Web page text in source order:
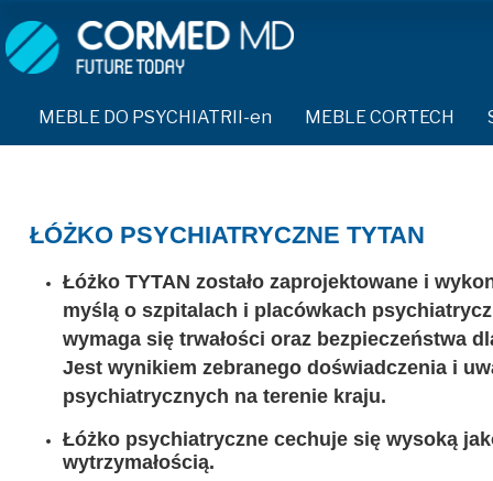
MEBLE DO PSYCHIATRII-en
DOSTAWKA SZPITALNA-en
KRZESŁA POLIPROPYLENOWE-en
STOŁY-en
SZAFY UBRANIOWE
SZAFKI PRZYŁÓŻKOWE-en
MEBLE PIANKOWE FEEK
MEBLE BEHAWIORALNE-en
MEBLE CORTECH
MEBLE DO PSYCHIATRII-en
DOSTAWKA SZPITALNA-en
KRZESŁA POLIPROPYLENOWE-en
STOŁY-en
SZAFY UBRANIOWE Z LAMINATU-en
SZAFKI PRZYŁÓŻKOWE-en
SPRZĘT DO PSYCHIATRII
OCHRANIACZ NA DŁONIE-
KASK OCHRONNY-en
MASKA PRZECIW
BODYFIX OCHRONNA
KAMIZELKA
ŁÓŻKO PSYCHIATRYCZNE TYTAN
Łóżko TYTAN zostało zaprojektowane i
myślą o szpitalach i placówkach
wymaga się trwałości oraz bezpieczeństwa
Jest wynikiem zebranego doświadczenia i
psychiatrycznych na terenie kraju.
Łóżko psychiatryczne cechuje się wysoką
wytrzymałością.